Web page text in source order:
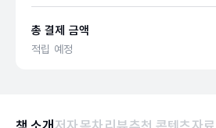
총 결제 금액
적립 예정